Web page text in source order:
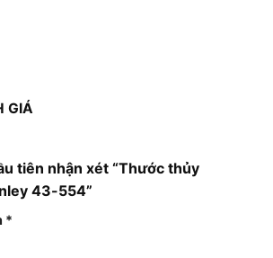
GIÁ
tiên nhận xét “Thước thủy
43-554”
*